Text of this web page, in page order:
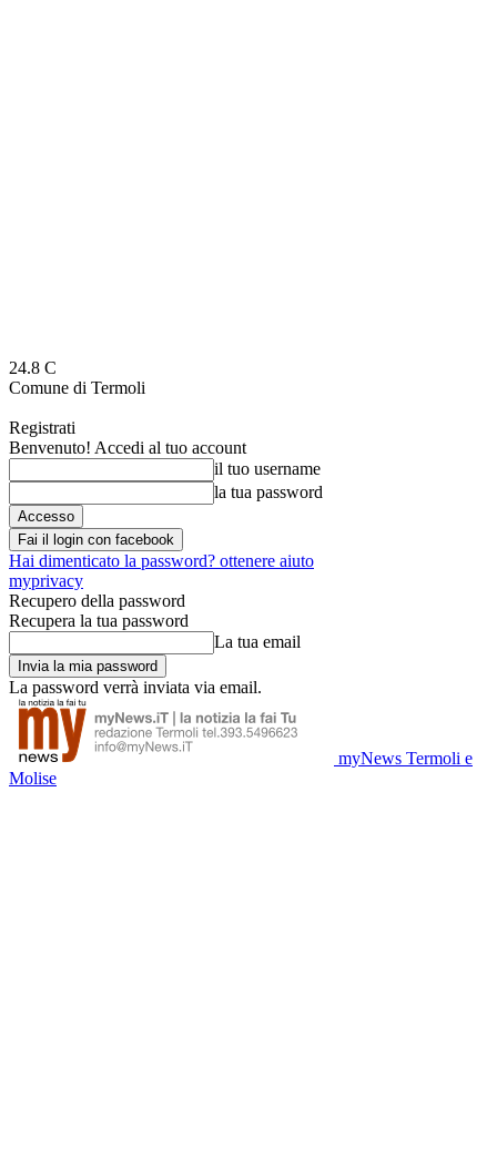
24.8 C
Comune di Termoli
Registrati
Benvenuto! Accedi al tuo account
il tuo username
la tua password
Fai il login con facebook
Hai dimenticato la password? ottenere aiuto
myprivacy
Recupero della password
Recupera la tua password
La tua email
La password verrà inviata via email.
myNews Termoli e
Molise